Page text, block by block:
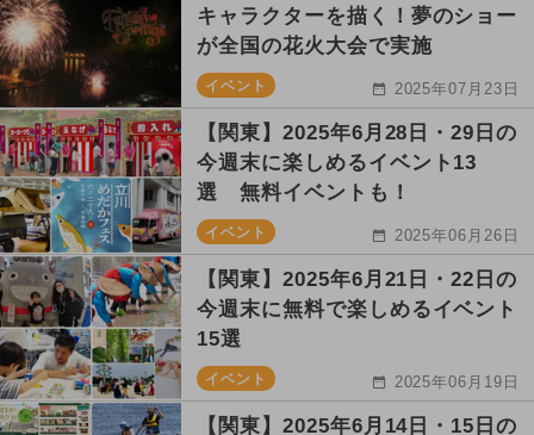
キャラクターを描く！夢のショー
が全国の花火大会で実施
イベント 2025年07月23日
【関東】2025年6月28日・29日の
今週末に楽しめるイベント13
選 無料イベントも！
イベント 2025年06月26日
【関東】2025年6月21日・22日の
今週末に無料で楽しめるイベント
15選
イベント 2025年06月19日
【関東】2025年6月14日・15日の